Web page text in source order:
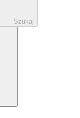
Szukaj